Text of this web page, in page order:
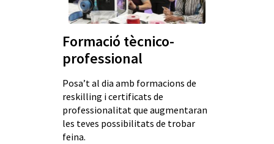
Formació tècnico-
professional
Posa’t al dia amb formacions de
reskilling i certificats de
professionalitat que augmentaran
les teves possibilitats de trobar
feina.